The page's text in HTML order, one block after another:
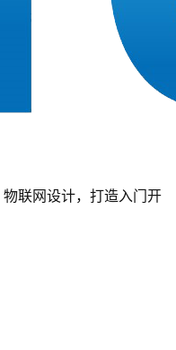
联网设计，打造入门开